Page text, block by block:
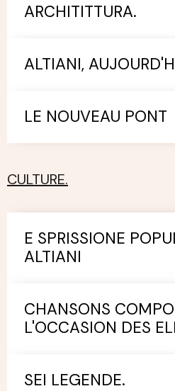
ARCHITITTURA.
ALTIANI,
LE NOUVEAU PONT
CULTURE.
E SPRISSIONE
ALTIANI
CHANSONS
L'OCCASION DES
SEI LEGENDE.